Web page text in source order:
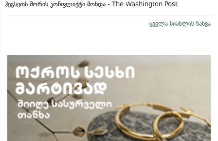
ჰეგსეთს შორის კონფლიქტი მოხდა - The Washington Post
ყველა სიახლის ნახვა